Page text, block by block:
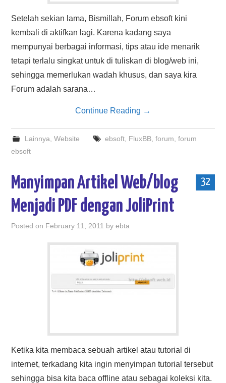
Setelah sekian lama, Bismillah, Forum ebsoft kini
kembali di aktifkan lagi. Karena kadang saya
mempunyai berbagai informasi, tips atau ide menarik
tetapi terlalu singkat untuk di tuliskan di blog/web ini,
sehingga memerlukan wadah khusus, dan saya kira
Forum adalah sarana…
Continue Reading →
Lainnya Website ebsoft, FluxBB, forum forum
ebsoft
32
Manyimpan Artikel Web/blog
Menjadi PDF dengan JoliPrint
Posted on February 11, 2011 byebta
Ketika kita membaca sebuah artikel atau tutorial di
internet, terkadang kita ingin menyimpan tutorial tersebut
sehingga bisa kita baca offline atau sebagai koleksi kita.